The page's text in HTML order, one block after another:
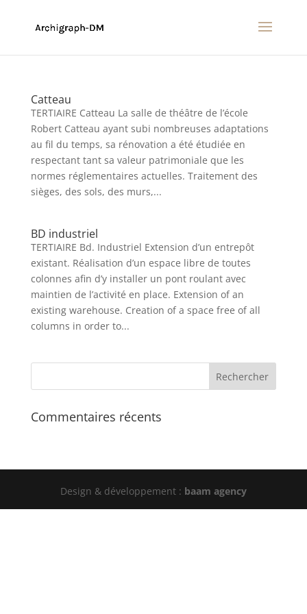
Catteau
TERTIAIRE Catteau La salle de théâtre de l’école
Robert Catteau ayant subi nombreuses adaptations
au fil du temps, sa rénovation a été étudiée en
respectant tant sa valeur patrimoniale que les
normes réglementaires actuelles. Traitement des
sièges, des sols, des murs,...
BD industriel
TERTIAIRE Bd. Industriel Extension d’un entrepôt
existant. Réalisation d’un espace libre de toutes
colonnes afin d’y installer un pont roulant avec
maintien de l’activité en place. Extension of an
existing warehouse. Creation of a space free of all
columns in order to...
Commentaires récents
Design & développement : baam agency